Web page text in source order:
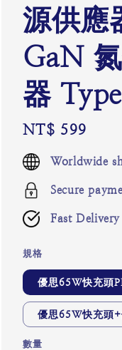
源供
GaN
器
Regular
price
NT$ 599
Worldwide
Secure
Fast Delivery
規格
優思65W快充頭
優思65W快充頭
數量